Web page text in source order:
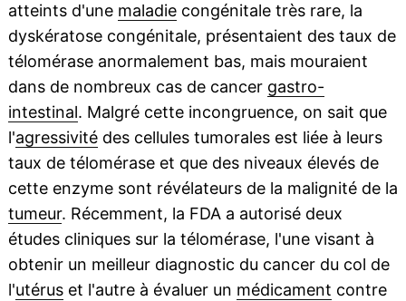
atteints d'une maladiecongénitale très rare, la
dyskératose congénitale, présentaient des taux de
télomérase anormalement bas, mais mouraient
dans de nombreux cas de cancer gastro-
intestinal. Malgré cette incongruence, on sait que
l'agressivitédes cellules tumorales est liée à leurs
taux de télomérase et que des niveaux élevés de
cette enzyme sont révélateurs de la malignité de la
tumeur. Récemment, la FDA a autorisé deux
études cliniques sur la télomérase, l'une visant à
obtenir un meilleur diagnostic du cancer du col de
l'utéruset l'autre à évaluer un médicament contre